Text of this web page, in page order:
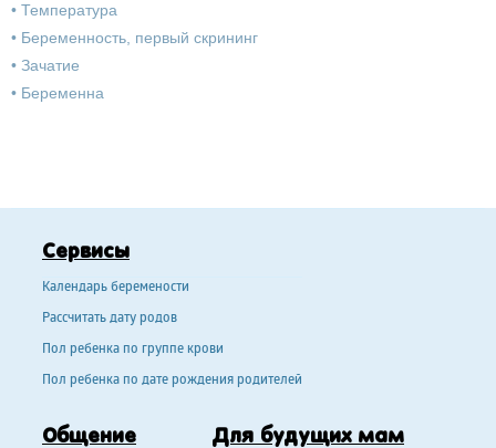
• Температура
• Беременность, первый скрининг
• Зачатие
• Беременна
Сервисы
Календарь беремености
Рассчитать дату родов
Пол ребенка по группе крови
Пол ребенка по дате рождения родителей
Общение Для будущих мам